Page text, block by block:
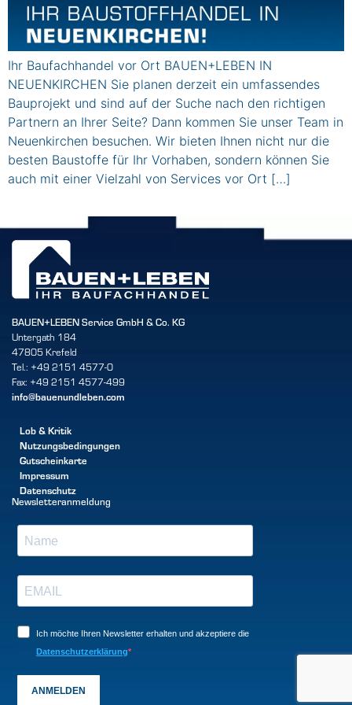
Ihr Baufachhandel vor Ort BAUEN+LEBEN IN
NEUENKIRCHEN Sie planen derzeit ein umfassendes
Bauprojekt und sind auf der Suche nach den richtigen
Partnern an Ihrer Seite? Dann kommen Sie unser Team in
Neuenkirchen besuchen. Wir bieten Ihnen nicht nur die
besten Baustoffe für Ihr Vorhaben, sondern können Sie
auch mit einer Vielzahl von Services vor Ort […]
BAUEN+LEBEN Service GmbH & Co. KG
Untergath 184
47805 Krefeld
Tel.: +49 2151 4577-0
Fax: +49 2151 4577-499
info@bauenundleben.com
Lob & Kritik
Nutzungsbedingungen
Gutscheinkarte
Impressum
Datenschutz
Newsletteranmeldung
Ich möchte Ihren Newsletter erhalten und akzeptiere die
Datenschutzerklärung
ANMELDEN